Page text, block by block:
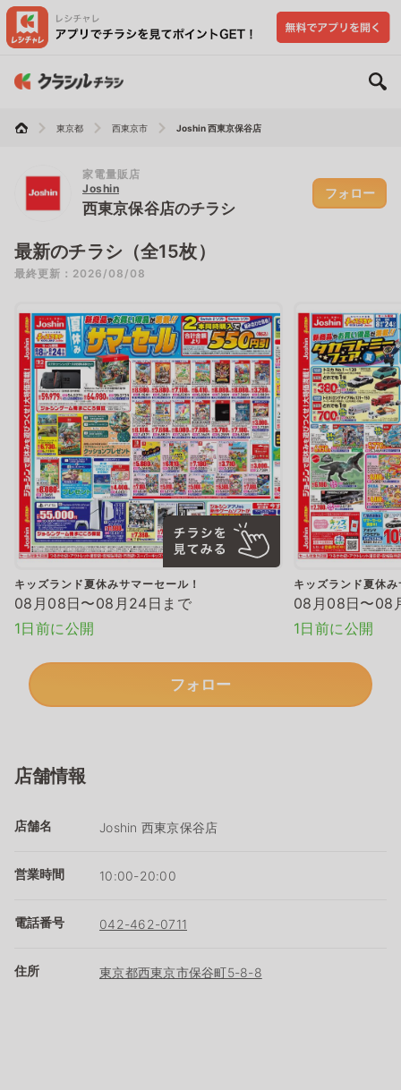
東京都 西東京市 Joshin 西東京保谷店
家電量販店
Joshin
西東京保谷店のチラシ
フォロー
最新のチラシ（全15枚）
最終更新：2026/08/08
キッズランド夏休みサマーセール！
08月08日〜08月24日まで
1日前に公開
キッズランド夏休
08月08日〜08
1日前に公開
フォロー
店舗情報
店舗名 Joshin 西東京保谷店
営業時間 10:00-20:00
電話番号 042-462-0711
住所 東京都西東京市保谷町5-8-8